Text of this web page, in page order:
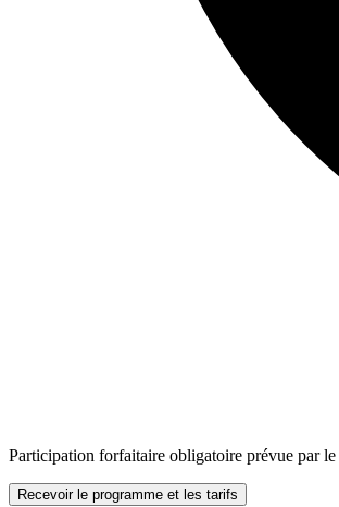
Participation forfaitaire obligatoire prévue par le
Recevoir le programme et les tarifs